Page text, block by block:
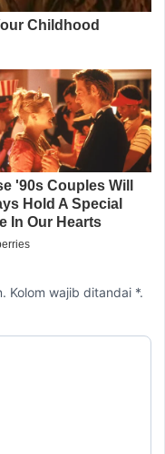
Kolom wajib ditandai *.